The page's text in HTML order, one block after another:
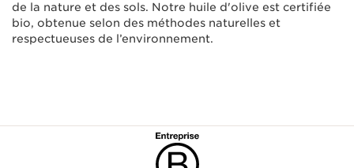
de la nature et des sols. Notre huile d'olive est certifiée
bio, obtenue selon des méthodes naturelles et
respectueuses de l’environnement.